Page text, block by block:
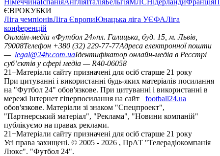
ЄВРОКУБКИ
Ліга чемпіонівЛіга ЄвропиЮнацька ліга УЄФАЛіга
конференцій
Онлайн-медіа «Футбол 24»пл. Галицька, буд. 15, м. Львів,
79008Телефон +380 (32) 229-77-77Адреса електронної пошти
— legal@24tv.com.uaІдентифікатор онлайн-медіа в Реєстрі
суб’єктів у сфері медіа — R40-06058
21+Матеріали сайту призначені для осіб старше 21 року
При цитуванні і використанні будь-яких матеріалів посилання
на "Футбол 24" обов'язкове. При цитуванні і використанні в
мережі Інтернет гіперпосилання на сайт
football24.ua
обов'язкове. Матеріали зі знаком "Спецпроект",
"Партнерський матеріал", "Реклама", "Новини компаній"
публікуємо на правах реклами.
21+Матеріали сайту призначені для осіб старше 21 року
Усi права захищенi. © 2005 - 2026 , ПрАТ "Телерадіокомпанія
Люкс". "Футбол 24".